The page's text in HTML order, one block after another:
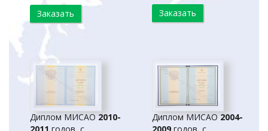
Заказать Заказать
Диплом МИСАО2010-
Диплом МИСАО2004-